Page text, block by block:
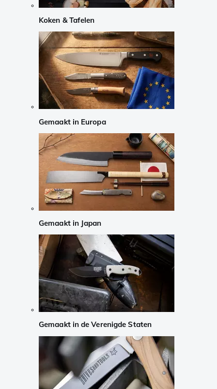
Koken & Tafelen
Gemaakt in Europa
Gemaakt in Japan
Gemaakt in de Verenigde Staten